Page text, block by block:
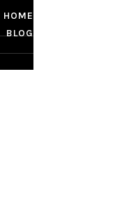
HOME
BLOG